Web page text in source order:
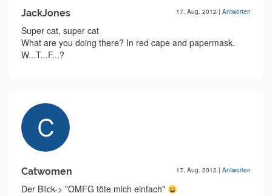
JackJones 17. Aug. 2012 | Antworten
Super cat, super cat
What are you doing there? In red cape and papermask.
W...T...F...?
Catwomen 17. Aug. 2012 | Antworten
Der Blick-> "OMFG töte mich einfach"